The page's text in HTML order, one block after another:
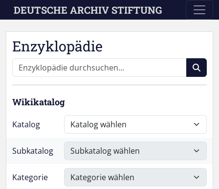
Skip to main content
DEUTSCHE ARCHIV STIFTUNG
Enzyklopädie
Wikikatalog
Katalog
Subkatalog
Kategorie